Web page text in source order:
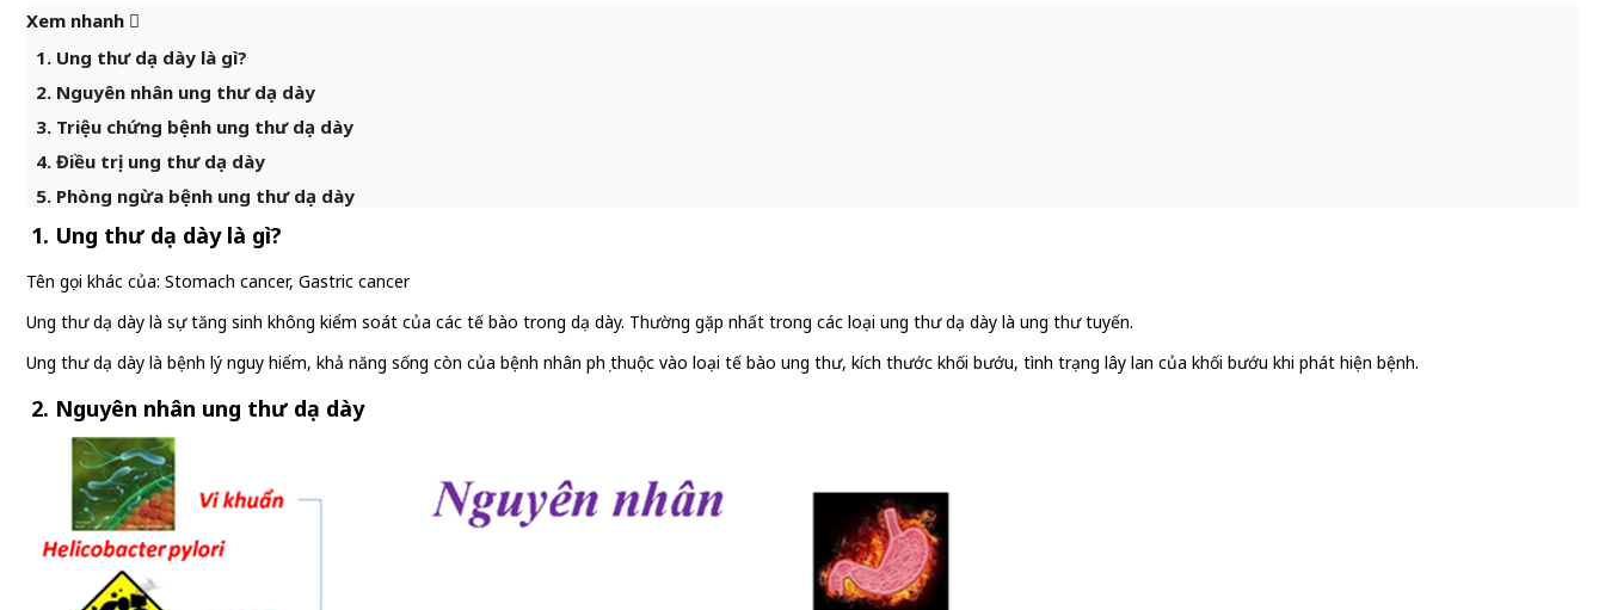
Xem nhanh
1. Ung thư dạ dày là gì?
2. Nguyên nhân ung thư dạ dày
3. Triệu chứng bệnh ung thư dạ dày
4. Điều trị ung thư dạ dày
5. Phòng ngừa bệnh ung thư dạ dày
1. Ung thư dạ dày là gì?
Tên gọi khác của: Stomach cancer, Gastric cancer
Ung thư dạ dày là sự tăng sinh không kiểm soát của các tế bào trong dạ dày. Thường gặp nhất trong các loại ung thư dạ dày là ung thư tuyến.
Ung thư dạ dày là bệnh lý nguy hiểm, khả năng sống còn của bệnh nhân phụ thuộc vào loại tế bào ung thư, kích thước khối bướu, tình trạng lây lan của khối bướu khi phát hiện bệnh.
2. Nguyên nhân ung thư dạ dày